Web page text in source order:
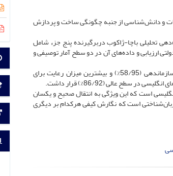
و دانش‌شناسی از جنبه‌ چگونگی ساخت و پردازش
تحلیلی باچا-ژاکوب دربرگیرنده پنج جزء شامل
استفاده شد. 49 عنوان چکیده سه دانشگاه دولتی ارزیابی و داده‌های آن در دو سطح آمار توصیفی و
بیشترین میزان انطباق در چکیده‌های مورد مطالعه به‌ترتیب برای مؤلفه محتوا (73/98%) و سازماندهی (58/95%) و بیشترین میزان رعایت برای
است که این ویژگی به انتقال صحیح و یکسان
است که نگارش کیفی هرکدام بر دیگری